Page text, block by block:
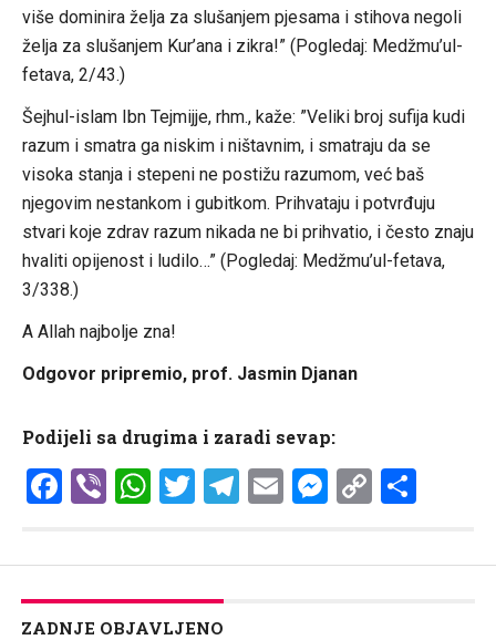
više dominira želja za slušanjem pjesama i stihova negoli
želja za slušanjem Kur’ana i zikra!” (Pogledaj: Medžmu’ul-
fetava, 2/43.)
Šejhul-islam Ibn Tejmijje, rhm., kaže: ”Veliki broj sufija kudi
razum i smatra ga niskim i ništavnim, i smatraju da se
visoka stanja i stepeni ne postižu razumom, već baš
njegovim nestankom i gubitkom. Prihvataju i potvrđuju
stvari koje zdrav razum nikada ne bi prihvatio, i često znaju
hvaliti opijenost i ludilo…” (Pogledaj: Medžmu’ul-fetava,
3/338.)
A Allah najbolje zna!
Odgovor pripremio, prof. Jasmin Djanan
Podijeli sa drugima i zaradi sevap:
Facebook
ViberWhatsApp
Twitter
Telegram
EmailCopy
ZADNJE OBJAVLJENO